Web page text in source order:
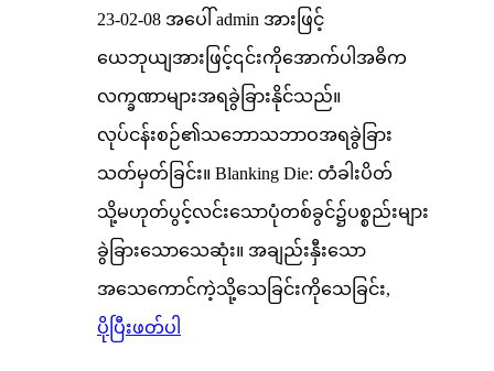
23-02-08 အပေါ် admin အားဖြင့်
ယေဘုယျအားဖြင့်၎င်းကိုအောက်ပါအဓိက
လက္ခဏာများအရခွဲခြားနိုင်သည်။
လုပ်ငန်းစဉ်၏သဘောသဘာဝအရခွဲခြား
သတ်မှတ်ခြင်း။ Blanking Die: တံခါးပိတ်
သို့မဟုတ်ပွင့်လင်းသောပုံတစ်ခွင်၌ပစ္စည်းများ
ခွဲခြားသောသေဆုံး။ အချည်းနှီးသော
အသေကောင်ကဲ့သို့သေခြင်းကိုသေခြင်း,
ပိုပြီးဖတ်ပါ